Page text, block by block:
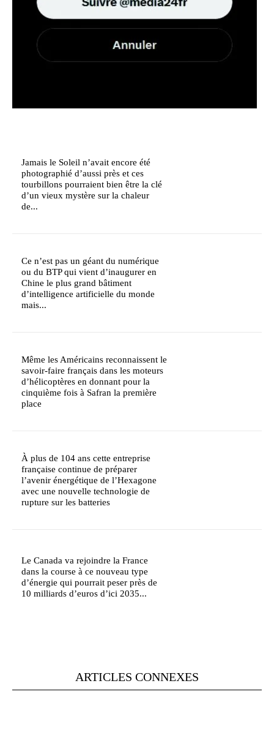
Jamais le Soleil n’avait encore été
photographié d’aussi près et ces
tourbillons pourraient bien être la clé
d’un vieux mystère sur la chaleur
de...
Ce n’est pas un géant du numérique
ou du BTP qui vient d’inaugurer en
Chine le plus grand bâtiment
d’intelligence artificielle du monde
mais...
Même les Américains reconnaissent le
savoir-faire français dans les moteurs
d’hélicoptères en donnant pour la
cinquième fois à Safran la première
place
À plus de 104 ans cette entreprise
française continue de préparer
l’avenir énergétique de l’Hexagone
avec une nouvelle technologie de
rupture sur les batteries
Le Canada va rejoindre la France
dans la course à ce nouveau type
d’énergie qui pourrait peser près de
10 milliards d’euros d’ici 2035...
ARTICLES CONNEXES